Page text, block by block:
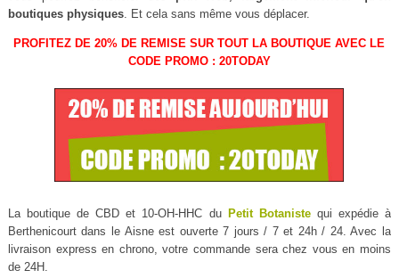
boutiques physiques. Et cela sans même vous déplacer.
PROFITEZ DE 20% DE REMISE SUR TOUT LA BOUTIQUE AVEC LE
CODE PROMO : 20TODAY
La boutique de CBD et 10-OH-HHC du Petit Botanistequi expédie à
Berthenicourt dans le Aisne est ouverte 7 jours / 7 et 24h / 24. Avec la
livraison express en chrono, votre commande sera chez vous en moins
de 24H.